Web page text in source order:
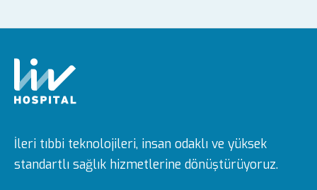
İleri tıbbi teknolojileri, insan odaklı ve yüksek
standartlı sağlık hizmetlerine dönüştürüyoruz.